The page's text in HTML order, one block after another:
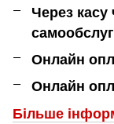
Через касу
Онлайн
Онлайн
Більше